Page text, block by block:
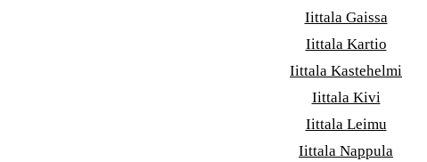
Iittala Gaissa
Iittala Kartio
Iittala Kastehelmi
Iittala Kivi
Iittala Leimu
Iittala Nappula